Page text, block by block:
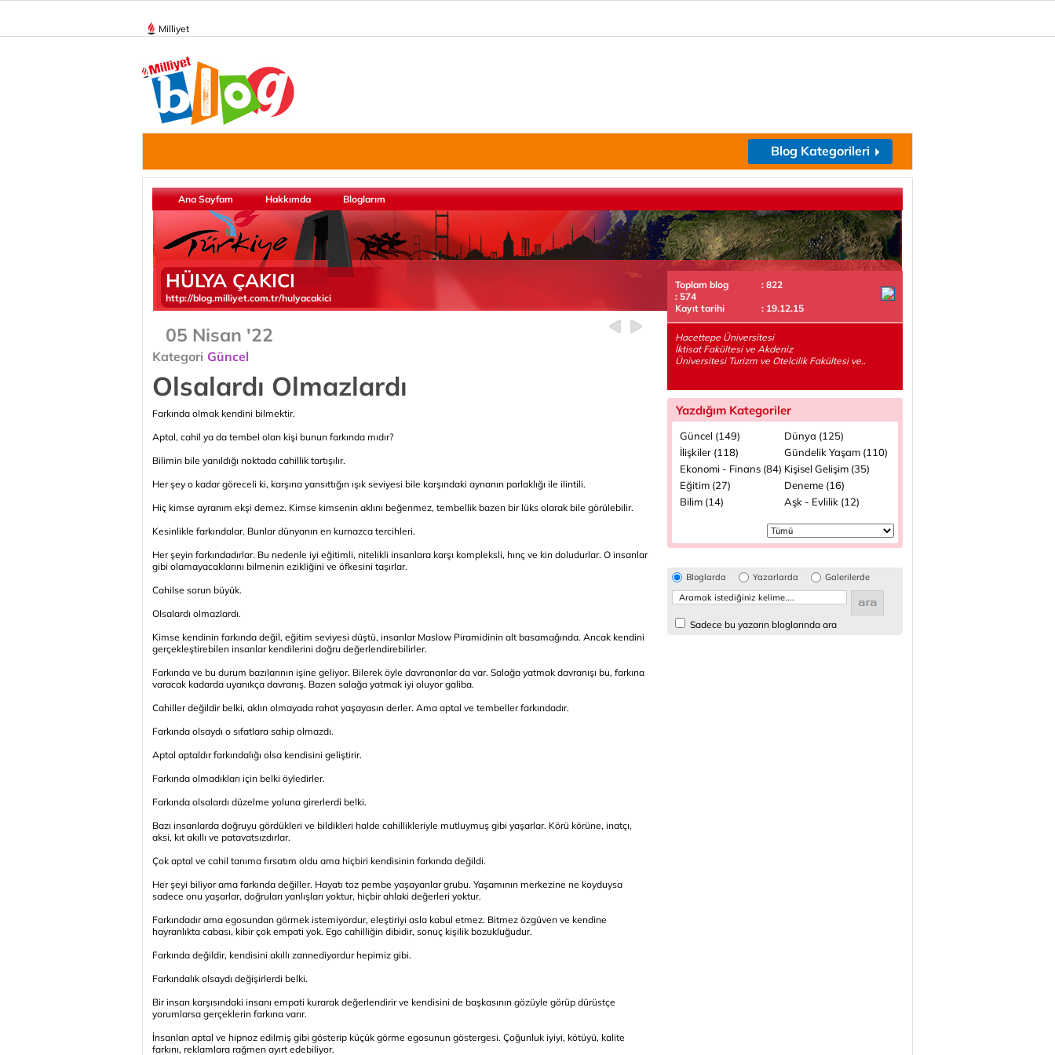
Milliyet
Blog Kategorileri
Ana Sayfam Hakkımda Bloglarım
HÜLYA ÇAKICI
http://blog.milliyet.com.tr/hulyacakici
05 Nisan '22
Kategori Güncel
Olsalardı Olmazlardı
Farkında olmak kendini bilmektir.
Aptal, cahil ya da tembel olan kişi bunun farkında mıdır?
Bilimin bile yanıldığı noktada cahillik tartışılır.
Her şey o kadar göreceli ki, karşına yansıttığın ışık seviyesi bile karşındaki aynanın parlaklığı ile ilintili.
Hiç kimse ayranım ekşi demez. Kimse kimsenin aklını beğenmez, tembellik bazen bir lüks olarak bile görülebilir.
Kesinlikle farkındalar. Bunlar dünyanın en kurnazca tercihleri.
Her şeyin farkındadırlar. Bu nedenle iyi eğitimli, nitelikli insanlara karşı kompleksli, hınç ve kin doludurlar. O insanlar
gibi olamayacaklarını bilmenin ezikliğini ve öfkesini taşırlar.
Cahilse sorun büyük.
Olsalardı olmazlardı.
Kimse kendinin farkında değil, eğitim seviyesi düştü, insanlar Maslow Piramidinin alt basamağında. Ancak kendini
gerçekleştirebilen insanlar kendilerini doğru değerlendirebilirler.
Farkında ve bu durum bazılarının işine geliyor. Bilerek öyle davrananlar da var. Salağa yatmak davranışı bu, farkına
varacak kadarda uyanıkça davranış. Bazen salağa yatmak iyi oluyor galiba.
Cahiller değildir belki, aklın olmayada rahat yaşayasın derler. Ama aptal ve tembeller farkındadır.
Farkında olsaydı o sıfatlara sahip olmazdı.
Aptal aptaldır farkındalığı olsa kendisini geliştirir.
Farkında olmadıkları için belki öyledirler.
Farkında olsalardı düzelme yoluna girerlerdi belki.
Bazı insanlarda doğruyu gördükleri ve bildikleri halde cahillikleriyle mutluymuş gibi yaşarlar. Körü körüne, inatçı,
aksi, kıt akıllı ve patavatsızdırlar.
Çok aptal ve cahil tanıma fırsatım oldu ama hiçbiri kendisinin farkında değildi.
Her şeyi biliyor ama farkında değiller. Hayatı toz pembe yaşayanlar grubu. Yaşamının merkezine ne koyduysa
sadece onu yaşarlar, doğruları yanlışları yoktur, hiçbir ahlaki değerleri yoktur.
Farkındadır ama egosundan görmek istemiyordur, eleştiriyi asla kabul etmez. Bitmez özgüven ve kendine
hayranlıkta cabası, kibir çok empati yok. Ego cahilliğin dibidir, sonuç kişilik bozukluğudur.
Farkında değildir, kendisini akıllı zannediyordur hepimiz gibi.
Farkındalık olsaydı değişirlerdi belki.
Bir insan karşısındaki insanı empati kurarak değerlendirir ve kendisini de başkasının gözüyle görüp dürüstçe
yorumlarsa gerçeklerin farkına varır.
İnsanları aptal ve hipnoz edilmiş gibi gösterip küçük görme egosunun göstergesi. Çoğunluk iyiyi, kötüyü, kalite
farkını, reklamlara rağmen ayırt edebiliyor.
Toplam blog
: 822
: 574
Kayıt tarihi
: 19.12.15
Hacettepe Üniversitesi
İktisat Fakültesi ve Akdeniz
Üniversitesi Turizm ve Otelcilik Fakültesi ve..
Yazdığım Kategoriler
Güncel (149)
Dünya (125)
İlişkiler (118)
Gündelik Yaşam (110)
Ekonomi - Finans (84) Kişisel Gelişim (35)
Eğitim (27)
Deneme (16)
Bilim (14)
Aşk - Evlilik (12)
Bloglarda Yazarlarda Galerilerde
Sadece bu yazarın bloglarında ara